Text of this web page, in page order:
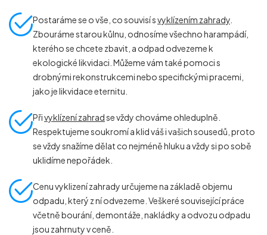
Postaráme se o vše, co souvisí svyklízením zahrady
Zbouráme starou kůlnu, odnosíme všechno harampádí,
kterého se chcete zbavit, a odpad odvezeme k
ekologické likvidaci. Můžeme vám také pomoci s
drobnými rekonstrukcemi nebo specifickými pracemi,
jako je likvidace eternitu.
Přivyklízení zahradse vždy chováme ohleduplně.
Respektujeme soukromí a klid váš i vašich sousedů, proto
se vždy snažíme dělat co nejméně hluku a vždy si po sobě
uklidíme nepořádek.
Cenu vyklizení zahrady určujeme na základě objemu
odpadu, který z ní odvezeme. Veškeré související práce
včetně bourání, demontáže, nakládky a odvozu odpadu
jsou zahrnuty v ceně.